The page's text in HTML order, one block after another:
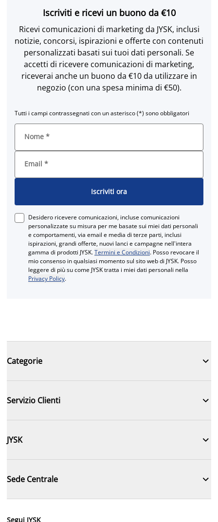
Iscriviti e ricevi un buono da €10
Ricevi comunicazioni di marketing da JYSK, inclusi
notizie, concorsi, ispirazioni e offerte con contenuti
personalizzati basati sui tuoi dati personali. Se
accetti di ricevere comunicazioni di marketing,
riceverai anche un buono da €10 da utilizzare in
negozio (con una spesa minima di €50).
Tutti i campi contrassegnati con un asterisco (*) sono obbligatori
Nome *
Email *
Iscriviti ora
Desidero ricevere comunicazioni, incluse comunicazioni
personalizzate su misura per me basate sui miei dati personali
e comportamenti, via email e media di terze parti, inclusi
ispirazioni, grandi offerte, nuovi lanci e campagne nell'intera
gamma di prodotti JYSK.Termini e Condizioni. Posso revocare il
mio consenso in qualsiasi momento sul sito web di JYSK. Posso
leggere di più su come JYSK tratta i miei dati personali nella
Privacy Policy.
Categorie 
Servizio Clienti 
JYSK 
Sede Centrale 
Segui JYSK